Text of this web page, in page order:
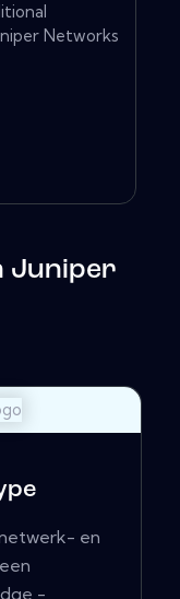
Networks
Juniper
en
-